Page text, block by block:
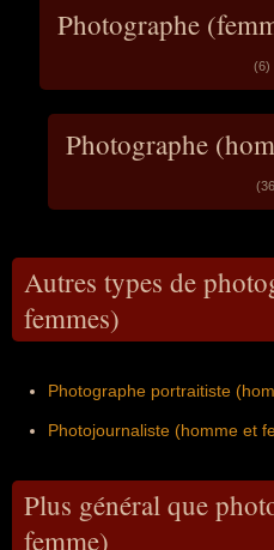
Photographe
(6)
Photographe
Autres types de
femmes)
Photographe portraitiste
Photojournaliste (homme et
Plus général que
femme)